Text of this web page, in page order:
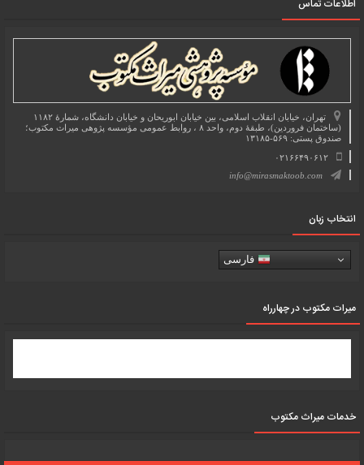
اطلاعات تماس
تهران، خیابان انقلاب اسلامی، بین خیابان ابوریحان و خیابان دانشگاه، شمارۀ ۱۱۸۲
(ساختمان فروردین)، طبقۀ دوم، واحد ۸ ، روابط عمومی مؤسسه پژوهی میراث مکتوب؛
صندوق پستی: ۵۶۹-۱۳۱۸۵
۰۲۱۶۶۴۹۰۶۱۲
info@mirasmaktoob.com
انتخاب زبان
فارسی
میرات مکتوب در چهارراه
خدمات میراث مکتوب